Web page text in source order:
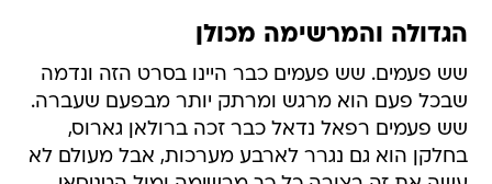
הגדולה והמרשימה מכולן
שש פעמים. שש פעמים כבר היינו בסרט הזה ונדמה
שבכל פעם הוא מרגש ומרתק יותר מבפעם שעברה.
שש פעמים רפאל נדאל כבר זכה ברולאן גארוס,
בחלקן הוא גם נגרר לארבע מערכות, אבל מעולם לא